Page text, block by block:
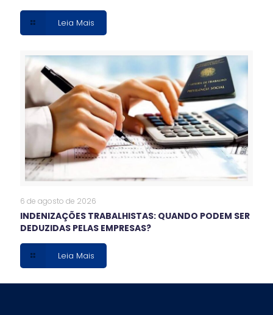
Leia Mais
6 de agosto de 2026
INDENIZAÇÕES TRABALHISTAS: QUANDO PODEM SER
DEDUZIDAS PELAS EMPRESAS?
Leia Mais